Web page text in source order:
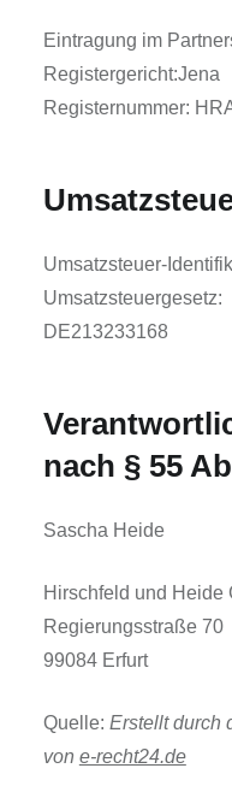
Eintragung im
Registergericht:Jena
Registernummer:
Umsatzsteuer-
Umsatzsteuergesetz:
DE213233168
nach § 55
Sascha Heide
Hirschfeld und Heide
Regierungsstraße 70
99084 Erfurt
Quelle: Erstellt durch
von e-recht24.de